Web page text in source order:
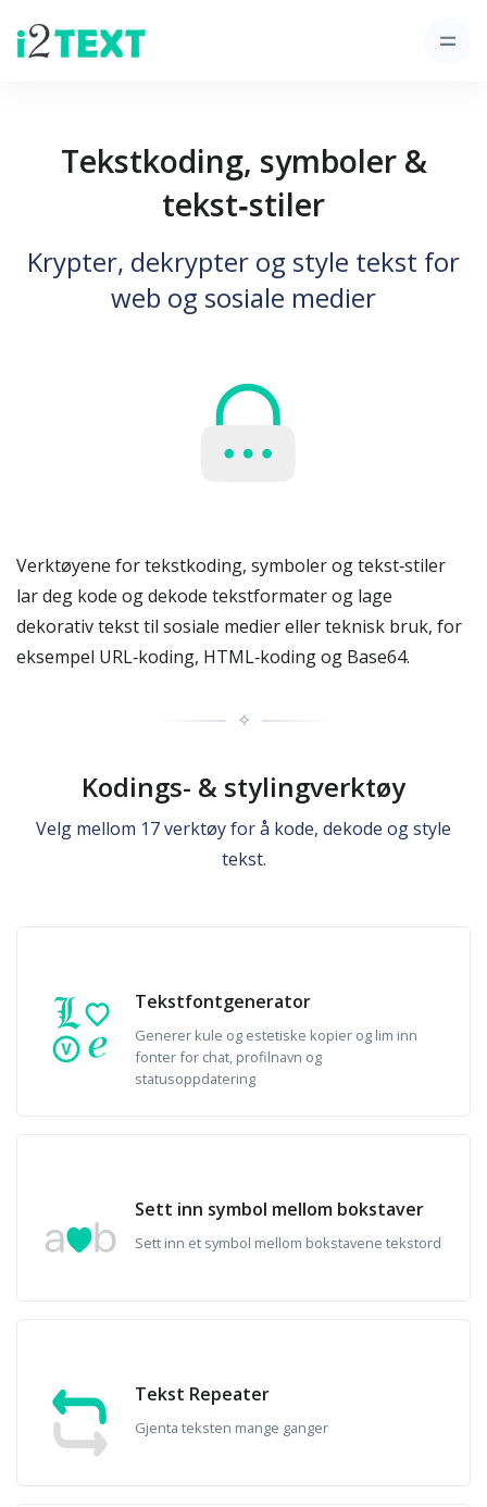
Tekstkoding, symboler &
tekst‑stiler
Krypter, dekrypter og style tekst for
web og sosiale medier
Verktøyene for tekstkoding, symboler og tekst‑stiler
lar deg kode og dekode tekstformater og lage
dekorativ tekst til sosiale medier eller teknisk bruk, for
eksempel URL‑koding, HTML‑koding og Base64.
✧
Kodings- & stylingverktøy
Velg mellom 17 verktøy for å kode, dekode og style
tekst.
Tekstfontgenerator
Generer kule og estetiske kopier og lim inn
fonter for chat, profilnavn og
statusoppdatering
Sett inn symbol mellom bokstaver
Sett inn et symbol mellom bokstavene tekstord
Tekst Repeater
Gjenta teksten mange ganger